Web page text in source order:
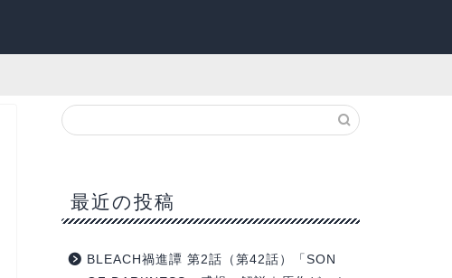
最近の投稿
BLEACH禍進譚 第2話（第42話）「SON